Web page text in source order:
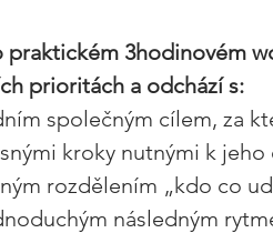
3hodinovém
prioritách a odchází s:
společným cílem, za
kroky nutnými k jeho
rozdělením „kdo co
následným